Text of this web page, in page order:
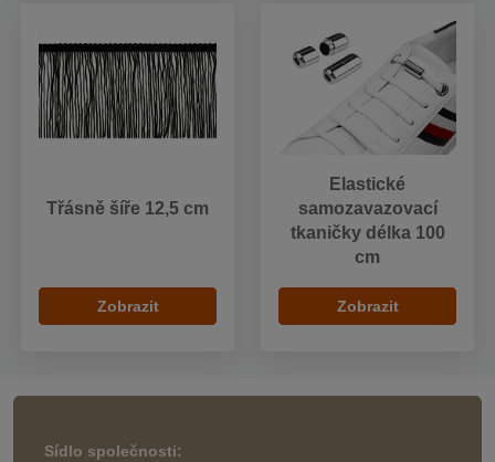
Třásně šíře 12,5 cm
Zobrazit
Elastické
samozavazovací
tkaničky délka 100
cm
Zobrazit
Sídlo společnosti: